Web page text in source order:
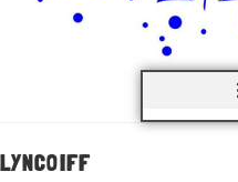
LYNCOIFF